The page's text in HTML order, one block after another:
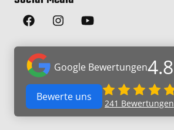
Google Bewertungen4.8
Bewerte uns
241 Bewertungen